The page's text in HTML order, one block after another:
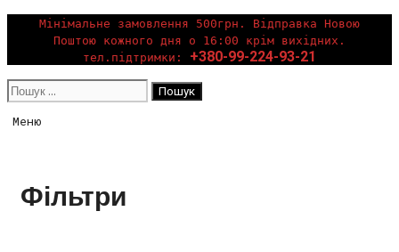
Перейти
вмісту
Мінімальне замовлення 500грн. Відправка Новою
Поштою кожного дня о 16:00 крім вихідних.
тел.підтримки:
+380-99-224-93-21
Пошук:
Меню
Фільтри